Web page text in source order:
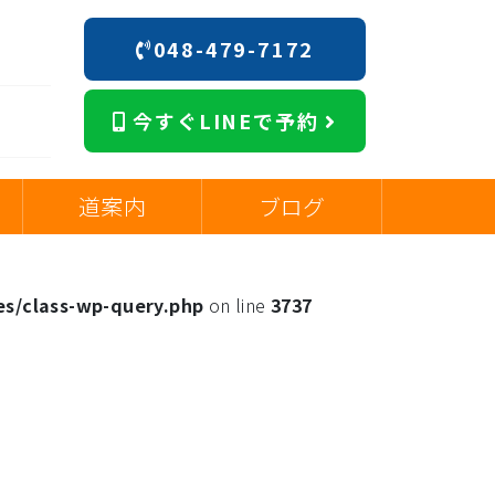
048-479-7172
今すぐLINEで予約
道案内 ブログ
class-wp-query.php on line3737